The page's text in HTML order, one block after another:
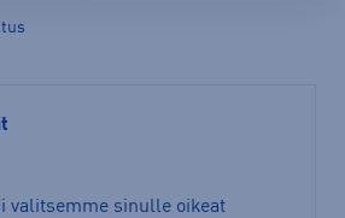
valitsemme sinulle oikeat